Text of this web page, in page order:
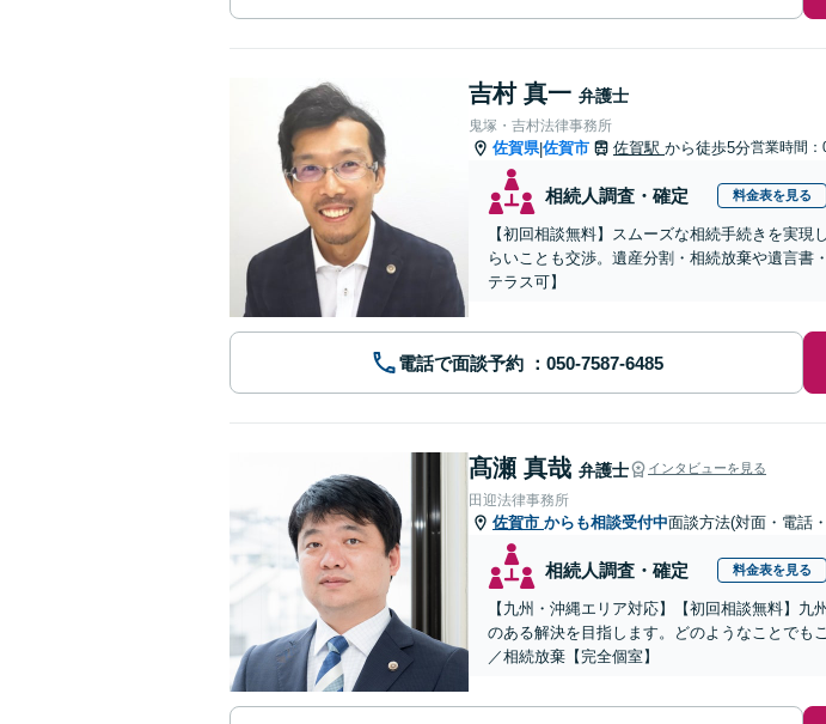
吉村 真一 弁護士
鬼塚・吉村法律事務所
佐賀県|佐賀市 佐賀駅 から徒歩5分営業時間：
相続人調査・確定 料金表を見る
【初回相談無料】スムーズな相続手続きを実
らいことも交渉。遺産分割・相続放棄や遺言
テラス可】
電話で面談予約
髙瀬 真哉 弁護士 インタビューを見る
田迎法律事務所
佐賀市 からも相談受付中面談方法(対面・電話
相続人調査・確定 料金表を見る
【九州・沖縄エリア対応】【初回相談無料】
のある解決を目指します。どのようなことでも
／相続放棄【完全個室】